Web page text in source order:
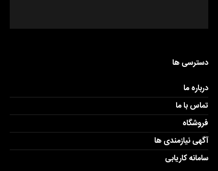
دسترسی ها
درباره ما
تماس با ما
فروشگاه
آگهی نیازمندی ها
سامانه کاریابی